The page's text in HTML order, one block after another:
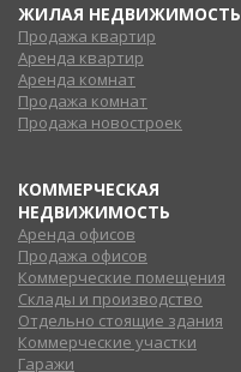
ЖИЛАЯ НЕДВИЖИМОСТЬ
Продажа квартир
Аренда квартир
Аренда комнат
Продажа комнат
Продажа новостроек
КОММЕРЧЕСКАЯ
НЕДВИЖИМОСТЬ
Аренда офисов
Продажа офисов
Коммерческие помещения
Склады и производство
Отдельно стоящие здания
Коммерческие участки
Гаражи